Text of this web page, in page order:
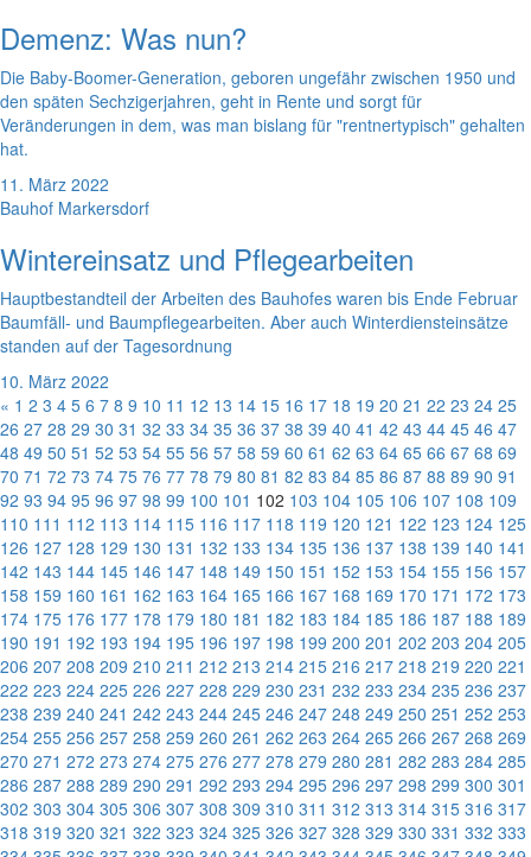
Demenz: Was nun?
Die Baby-Boomer-Generation, geboren ungefähr zwischen 1950 und
den späten Sechzigerjahren, geht in Rente und sorgt für
Veränderungen in dem, was man bislang für "rentnertypisch" gehalten
hat.
11. März 2022
Bauhof Markersdorf
Wintereinsatz und Pflegearbeiten
Hauptbestandteil der Arbeiten des Bauhofes waren bis Ende Februar
Baumfäll- und Baumpflegearbeiten. Aber auch Winterdiensteinsätze
standen auf der Tagesordnung
10. März 2022
« 1 2 3 4 5 6 7 8 9 10 11 12 13 14 15 16 17 18 19 20 21 22 23 24 25
26 27 28 29 30 31 32 33 34 35 36 37 38 39 40 41 42 43 44 45 46 47
48 49 50 51 52 53 54 55 56 57 58 59 60 61 62 63 64 65 66 67 68 69
70 71 72 73 74 75 76 77 78 79 80 81 82 83 84 85 86 87 88 89 90 91
92 93 94 95 96 97 98 99 100 101 102 103 104 105 106 107 108 109
110 111 112 113 114 115 116 117 118 119 120 121 122 123 124 125
126 127 128 129 130 131 132 133 134 135 136 137 138 139 140 141
142 143 144 145 146 147 148 149 150 151 152 153 154 155 156 157
158 159 160 161 162 163 164 165 166 167 168 169 170 171 172 173
174 175 176 177 178 179 180 181 182 183 184 185 186 187 188 189
190 191 192 193 194 195 196 197 198 199 200 201 202 203 204 205
206 207 208 209 210 211 212 213 214 215 216 217 218 219 220 221
222 223 224 225 226 227 228 229 230 231 232 233 234 235 236 237
238 239 240 241 242 243 244 245 246 247 248 249 250 251 252 253
254 255 256 257 258 259 260 261 262 263 264 265 266 267 268 269
270 271 272 273 274 275 276 277 278 279 280 281 282 283 284 285
286 287 288 289 290 291 292 293 294 295 296 297 298 299 300 301
302 303 304 305 306 307 308 309 310 311 312 313 314 315 316 317
318 319 320 321 322 323 324 325 326 327 328 329 330 331 332 333